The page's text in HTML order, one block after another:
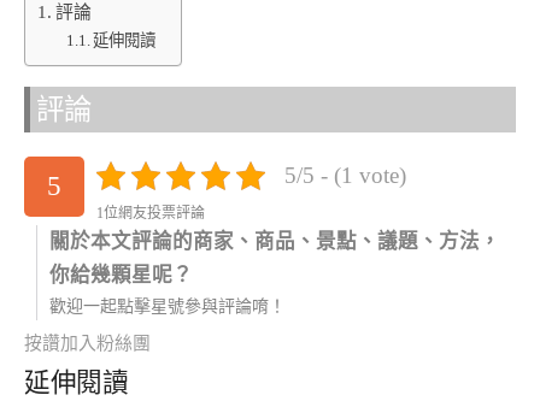
評論
延伸閱讀
評論
5 5/5 - (1 vote)
1位網友投票評論
關於本文評論的商家、商品、景點、議題、方法，
你給幾顆星呢？
歡迎一起點擊星號參與評論唷！
按讚加入粉絲團
延伸閱讀